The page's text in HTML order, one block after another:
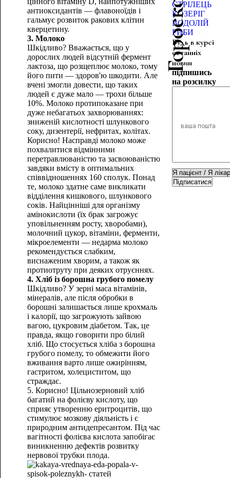
антиоксидантів — флавоноїдів і
гальмує розвиток ракових клітин
кверцетину.
3. Молоко
Шкідливо? Вважається, що у
дорослих людей відсутній фермент
лактоза, що розщеплює молоко, тому
його пити — здоров'ю шкодити. Але
вчені змогли довести, що таких
людей є дуже мало — трохи більше
10%. Молоко протипоказане при
дуже небагатьох захворюваннях:
зниженій кислотності шлункового
соку, дизентерії, нефритах, колітах.
Корисно! Насправді молоко може
похвалитися відмінними
перетравлюваністю та засвоюваністю
завдяки вмісту в оптимальних
співвідношеннях 160 сполук. Понад
те, молоко здатне саме викликати
відділення кишкового, шлункового
соків. Найцінніші для організму
амінокислоти (їх брак загрожує
уповільненням росту, хворобами),
молочний цукор, вітаміни, ферменти,
мікроелементи — недарма молоко
рекомендується слабким,
виснаженим хворим, а також як
протиотруту при деяких отруєннях.
4. Хліб із борошна грубого помелу
Шкідливо? У зерні маса вітамінів,
мінералів, але після обробки в
борошні залишається лише крохмаль
і калорії, що загрожують зайвою
вагою, цукровим діабетом. Так, це
правда, якщо говорити про білий
хліб. Що стосується хліба з борошна
грубого помелу, то обмежити його
вживання варто лише ожирінням,
гастритом, холециститом, що
страждає.
5. Корисно! Цільнозерновий хліб
багатий на фолієву кислоту, що
сприяє утворенню еритроцитів, що
стимулює мозкову діяльність і є
природним антидепресантом. Під час
вагітності фолієва кислота запобігає
виникненню дефектів розвитку
нервової трубки плода.
СТРІЛЕЦЬ
КОЗЕРІГ
ВОДОЛІЙ
РИБИ
Будь в курсі
останніх
новин
підпишись
на розсилку
Підписатися